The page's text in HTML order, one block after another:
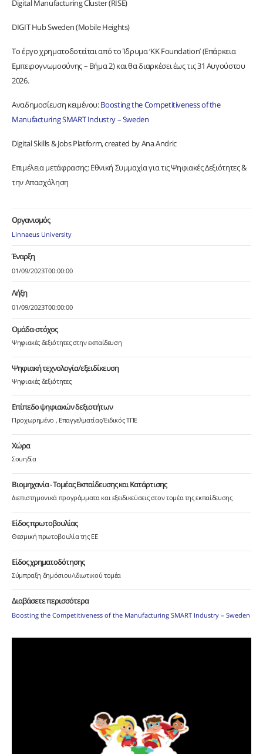
Digital Manufacturing Cluster (RISE)
DIGIT Hub Sweden (Mobile Heights)
Το έργο χρηματοδοτείται από το Ίδρυμα ‘KK Foundation’ (Επάρκεια
Εμπειρογνωμοσύνης – Βήμα 2) και θα διαρκέσει έως τις 31 Αυγούστου
2026.
Αναδημοσίευση κειμένου:Boosting the Competitiveness of the
Manufacturing SMART Industry – Sweden
Digital Skills & Jobs Platform, created by Ana Andric
Επιμέλεια μετάφρασης: Εθνική Συμμαχία για τις Ψηφιακές Δεξιότητες &
την Απασχόληση
Οργανισμός
Linnaeus University
Έναρξη
01/09/2023T00:00:00
Λήξη
01/09/2023T00:00:00
Ομάδα-στόχος
Ψηφιακές δεξιότητες στην εκπαίδευση
Ψηφιακή τεχνολογία/εξειδίκευση
Ψηφιακές δεξιότητες
Επίπεδο ψηφιακών δεξιοτήτων
Προχωρημένο Επαγγελματίας/Ειδικός ΤΠΕ
Χώρα
Σουηδία
Βιομηχανία - Τομέας Εκπαίδευσης και Κατάρτισης
Διεπιστημονικά προγράμματα και εξειδικεύσεις στον τομέα της εκπαίδευσης
Είδος πρωτοβουλίας
Θεσμική πρωτοβουλία της ΕΕ
Είδος χρηματοδότησης
Σύμπραξη δημόσιου/ιδιωτικού τομέα
Διαβάσετε περισσότερα
Boosting the Competitiveness of the Manufacturing SMART Industry – Sweden